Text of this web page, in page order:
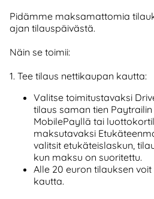
Pidämme maksamattomia
ajan tilauspäivästä.
Näin se toimii:
1. Tee tilaus nettikaupan kautta:
Valitse toimitustavaksi
tilaus saman tien
MobilePayllä tai
maksutavaksi
valitsit etukäteislaskun,
kun maksu on suoritettu.
Alle 20 euron tilauksen
kautta.